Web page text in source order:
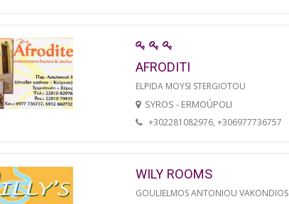
AFRODITI
ELPIDA MOYSI STERGIOTOU
SYROS - ERMOÚPOLI
+302281082976, +306977736757
WILY ROOMS
GOULIELMOS ANTONIOU VAKONDIOS